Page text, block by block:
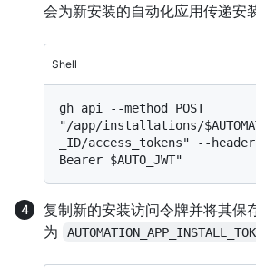
会为新安装的自动化应用传递安
Shell
gh api --method POST
"/app/installations/
_ID/access_tokens" --
复制新的安装访问令牌并将其保
为